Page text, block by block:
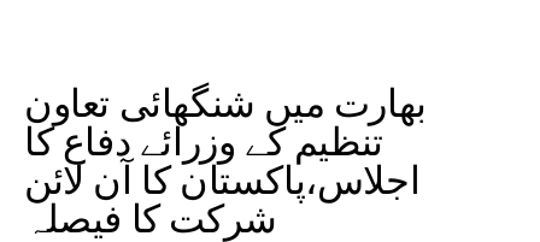
بھارت میں شنگھائی تعاون
تنظیم کے وزرائے دفاع کا
اجلاس،پاکستان کا آن لائن
شرکت کا فیصلہ